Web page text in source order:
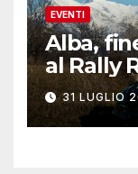
EVENTI
Alba,
al Rally
31 LUGLIO